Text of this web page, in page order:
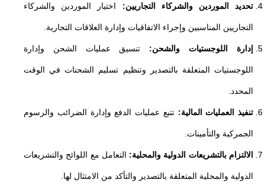
تحديد الموردين والشركاء التجاريين: اختيار الموردين والشركاء
التجاريين المناسبين وإجراء الاتفاقيات وإدارة العلاقات التجارية.
إدارة اللوجستيات والشحن: تنسيق عمليات الشحن وإدارة
اللوجستيات المتعلقة بالتصدير وتنظيم تسليم الشحنات في الوقت
المحدد.
تنفيذ العمليات المالية: تتبع عمليات الدفع وإدارة الضرائب والرسوم
الجمركية والتأمينات.
الالتزام بالتشريعات الدولية والمحلية: التعامل مع اللوائح والتشريعات
الدولية والمحلية المتعلقة بالتصدير والتأكد من الامتثال لها.